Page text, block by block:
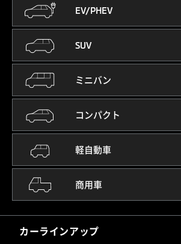
カーラインアップ
EV/PHEV
SUV
ミニバン
コンパクト
軽自動車
商用車